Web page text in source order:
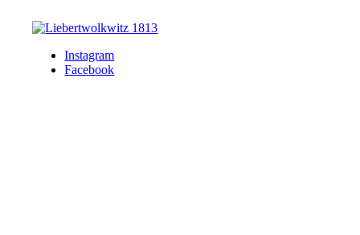
Instagram
Facebook